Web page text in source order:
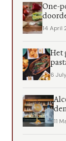
One-
14 April
Het
6
11